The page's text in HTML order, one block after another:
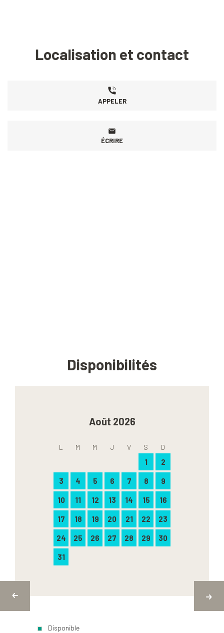
Localisation et contact
APPELER
ÉCRIRE
Disponibilités
Août 2026
L M M J V S D
1 2
3 4 5 6 7 8 9
10 11 12 13 14 15 16
17 18 19 20 21 22 23
24 25 26 27 28 29 30
31
Disponible